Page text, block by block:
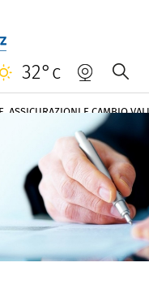
32°c
ASSICURAZIONI E CAMBIO